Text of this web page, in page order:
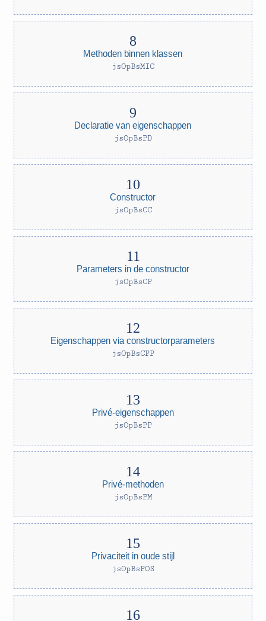
Methoden binnen klassen
jsOpBsMIC
Declaratie van eigenschappen
jsOpBsPD
Constructor
jsOpBsCC
Parameters in de constructor
jsOpBsCP
Eigenschappen via constructorparameters
jsOpBsCPP
Privé-eigenschappen
jsOpBsPP
Privé-methoden
jsOpBsPM
Privaciteit in oude stijl
jsOpBsPOS